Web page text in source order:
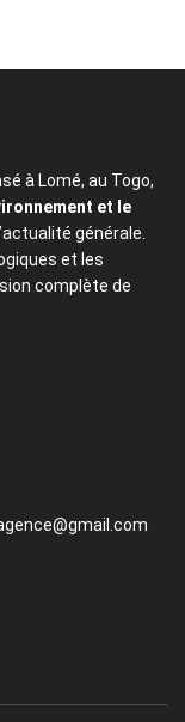
à Lomé, au Togo,
et le
générale.
et les
complète de